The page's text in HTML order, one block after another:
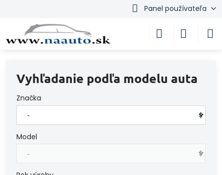
Panel používateľa
Vyhľadanie podľa modelu auta
Značka
Model